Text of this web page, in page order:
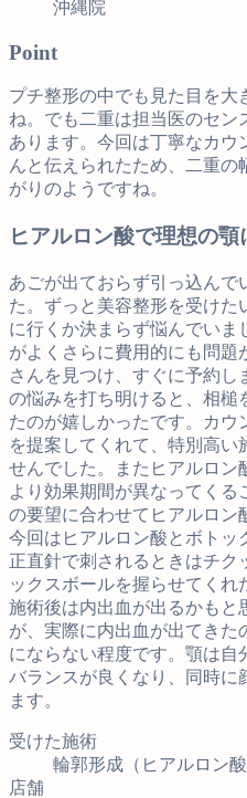
沖縄院
Point
プチ整形の中でも見た目を大
ね。でも二重は担当医のセン
あります。今回は丁寧なカウ
んと伝えられたため、二重の
がりのようですね。
ヒアルロン酸で理想の顎
あごが出ておらず引っ込んで
た。ずっと美容整形を受けた
に行くか決まらず悩んでいま
がよくさらに費用的にも問題
さんを見つけ、すぐに予約
の悩みを打ち明けると、相槌
たのが嬉しかったです。カ
を提案してくれて、特別高い
せんでした。またヒアルロン
より効果期間が異なってく
の要望に合わせてヒアルロン
今回はヒアルロン酸とボトッ
正直針で刺されるときはチク
ックスボールを握らせてくれ
施術後は内出血が出るかもと
が、実際に内出血が出てき
にならない程度です。顎は自
バランスが良くなり、同時に
ます。
受けた施術
輪郭形成（ヒアルロン酸
店舗